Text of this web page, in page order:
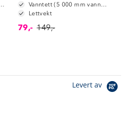
Lettvekt
79,- 149,-
Levert av